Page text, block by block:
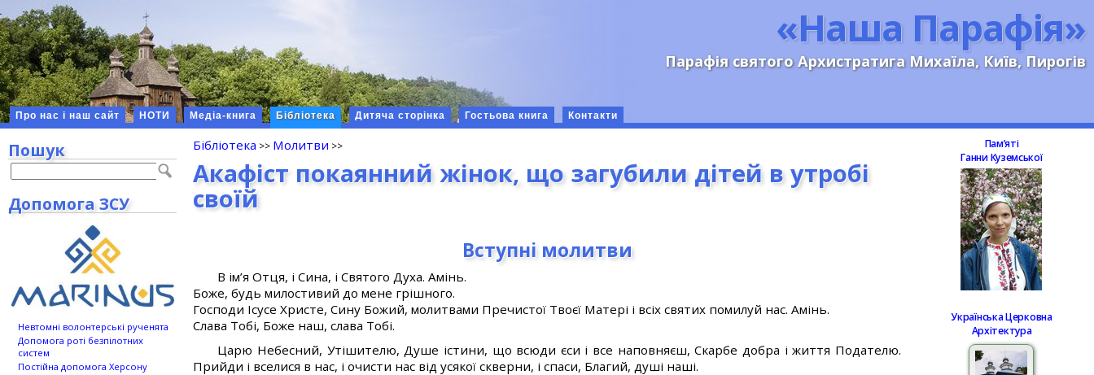
«Наша Парафія»
Парафія святого Архистратига Михаїла, Київ, Пирогів
Про нас і наш сайт НОТИ Медіа-книга Бібліотека Дитяча сторінка Гостьова книга Контакти
Бібліотека Молитви
Акафіст покаянний жінок, що загубили дітей в утробі
своїй
Вступні молитви
В ім’я Отця, і Сина, і Святого Духа. Амінь.
Боже, будь милостивий до мене грішного.
Господи Ісусе Христе, Сину Божий, молитвами Пречистої Твоєї Матері і всіх святих помилуй нас. Амінь.
Слава Тобі, Боже наш, слава Тобі.
Царю Небесний, Утішителю, Душе істини, що всюди єси і все наповняєш, Скарбе добра і життя Подателю.
Прийди і вселися в нас, і очисти нас від усякої скверни, і спаси, Благий, душі наші.
Пошук
Допомога ЗСУ
Невтомні волонтерські рученята
Допомога роті безпілотних
систем
Постійна допомога Херсону
Памʼяті
Ганни Куземської
Українська Церковна
Архітектура